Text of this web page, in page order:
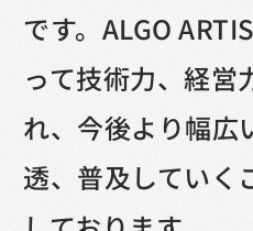
です。ALGO
って技術力、経営
れ、今後より幅広
透、普及していく